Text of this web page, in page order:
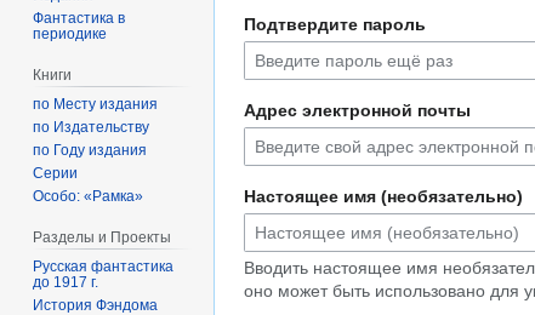
Подтвердите пароль
Адрес электронной почты
Настоящее имя (необязательно)
Вводить настоящее имя
оно может быть использовано для
Фантастика в
периодике
Книги
по Месту издания
по Издательству
по Году издания
Серии
Особо: «Рамка»
Разделы и Проекты
Русская фантастика
до 1917 г.
История Фэндома